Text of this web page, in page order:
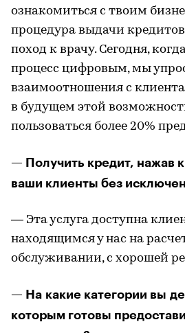
ознакомиться с твоим
процедура выдачи
поход к врачу. Сегодня,
процесс цифровым, мы
взаимоотношения с
в будущем этой
пользоваться более 20%
— Получить кредит, нажав
ваши клиенты без
— Эта услуга доступна
находящимся у нас на
обслуживании, с хорошей
— На какие категории вы
которым готовы